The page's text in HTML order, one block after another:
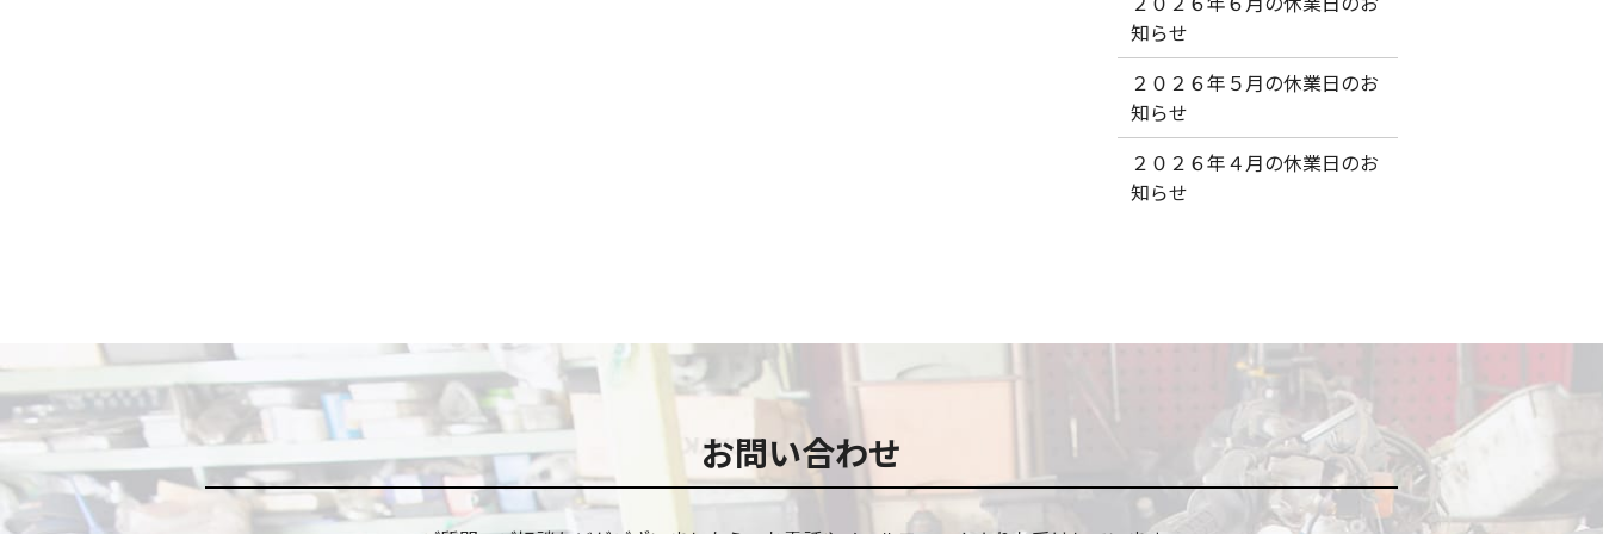
知らせ
２０２６年５月の休業日のお
知らせ
２０２６年４月の休業日のお
知らせ
お問い合わせ